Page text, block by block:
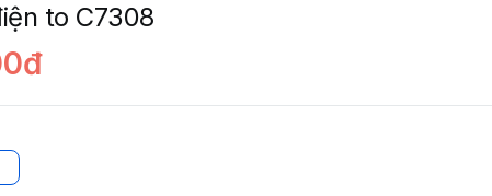
to C7308